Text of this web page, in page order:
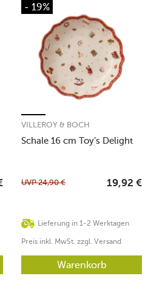
- 19%
Schale 16 cm Toy’s Delight
VILLEROY & BOCH
Lieferung in 1-2 Werktagen
UVP24,90 € 19,92 €
Preis inkl. MwSt. zzgl. Versand
Warenkorb